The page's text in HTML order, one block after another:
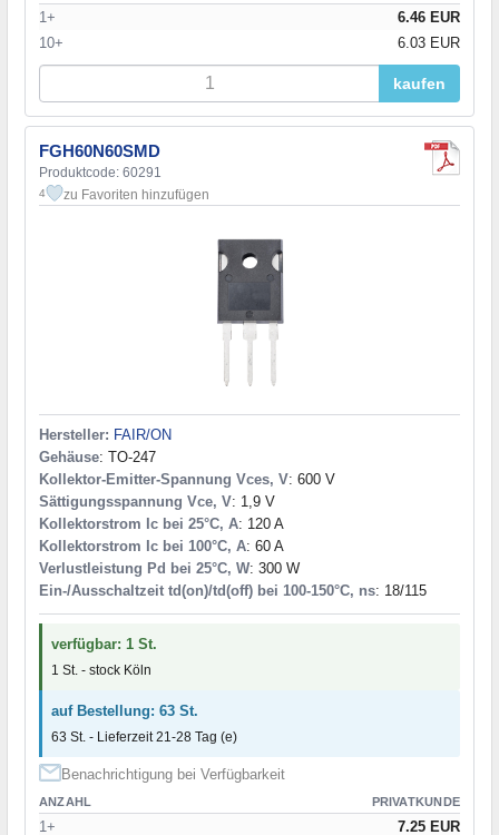
1+
6.46 EUR
10+
6.03 EUR
kaufen
FGH60N60SMD
Produktcode: 60291
4 zu Favoriten hinzufügen
Hersteller: FAIR/ON
Gehäuse: TO-247
Kollektor-Emitter-Spannung Vces, V: 600 V
Sättigungsspannung Vce, V: 1,9 V
Kollektorstrom Ic bei 25°C, A: 120 A
Kollektorstrom Ic bei 100°C, A: 60 A
Verlustleistung Pd bei 25°C, W: 300 W
Ein-/Ausschaltzeit td(on)/td(off) bei 100-150°C, ns: 18/115
verfügbar: 1 St.
1 St. - stock Köln
auf Bestellung: 63 St.
63 St. - Lieferzeit 21-28 Tag (e)
Benachrichtigung bei Verfügbarkeit
ANZAHL PRIVATKUNDE
1+
7.25 EUR